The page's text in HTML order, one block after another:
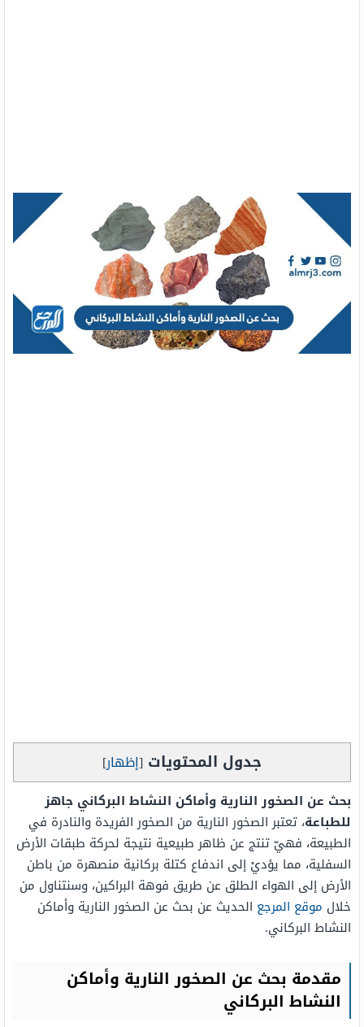
جدول المحتويات [إظهار]
بحث عن الصخور النارية وأماكن النشاط البركاني جاهز
للطباعة، تعتبر الصخور النارية من الصخور الفريدة والنادرة في
الطبيعة، فهيّ تنتج عن ظاهر طبيعية نتيجة لحركة طبقات الأرض
السفلية، مما يؤديْ إلى اندفاع كتلة بركانية منصهرة من باطن
الأرض إلى الهواء الطلق عن طريق فوهة البراكين، وسنتناول من
خلال موقع المرجع الحديث عن بحث عن الصخور النارية وأماكن
النشاط البركاني.
مقدمة بحث عن الصخور النارية وأماكن
النشاط البركاني